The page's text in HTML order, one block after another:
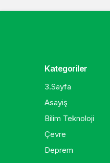
Kategoriler
3.Sayfa
Asayiş
Bilim Teknoloji
Çevre
Deprem